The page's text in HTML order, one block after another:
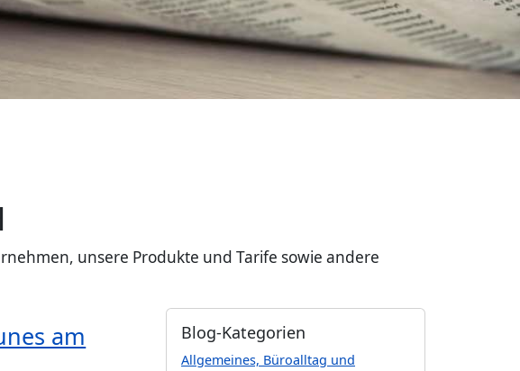
unsere Produkte und Tarife sowie andere
am
Blog-Kategorien
Allgemeines, Büroalltag und